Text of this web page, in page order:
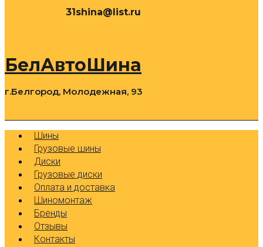
31shina@list.ru
БелАвтоШина
г.Белгород, Молодежная, 93
Шины
Грузовые шины
Диски
Грузовые диски
Оплата и доставка
Шиномонтаж
Бренды
Отзывы
Контакты